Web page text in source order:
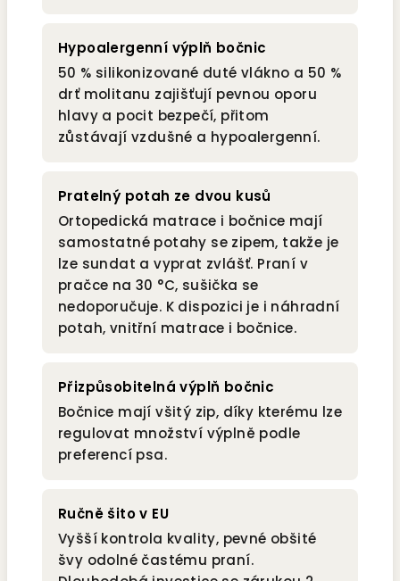
Hypoalergenní výplň bočnic
50 % silikonizované duté vlákno a 50 %
drť molitanu zajišťují pevnou oporu
hlavy a pocit bezpečí, přitom
zůstávají vzdušné a hypoalergenní.
Pratelný potah ze dvou kusů
Ortopedická matrace i bočnice mají
samostatné potahy se zipem, takže je
lze sundat a vyprat zvlášť. Praní v
pračce na 30 °C, sušička se
nedoporučuje. K dispozici je i náhradní
potah, vnitřní matrace i bočnice.
Přizpůsobitelná výplň bočnic
Bočnice mají všitý zip, díky kterému lze
regulovat množství výplně podle
preferencí psa.
Ručně šito v EU
Vyšší kontrola kvality, pevné obšité
švy odolné častému praní.